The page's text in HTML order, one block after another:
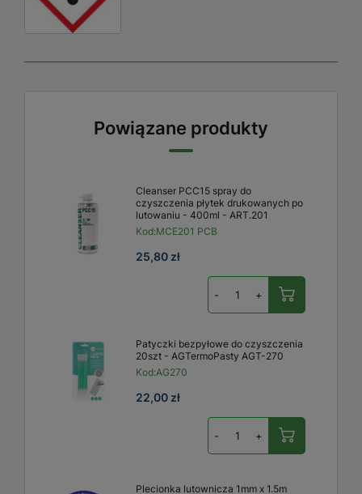
Powiązane produkty
Cleanser PCC15 spray do
czyszczenia płytek drukowanych po
lutowaniu - 400ml - ART.201
Kod:MCE201 PCB
25,80 zł
- +
Patyczki bezpyłowe do czyszczenia
20szt - AGTermoPasty AGT-270
Kod:AG270
22,00 zł
- +
Plecionka lutownicza 1mm x 1.5m